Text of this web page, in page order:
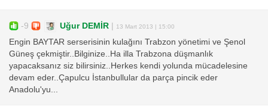
-9 Uğur DEMİR 13 Mart 2013 | 15:00
Engin BAYTAR serserisinin kulağını Trabzon yönetimi ve Şenol
Güneş çekmiştir..Bilginize..Ha illa Trabzona düşmanlık
yapacaksanız siz bilirsiniz..Herkes kendi yolunda mücadelesine
devam eder..Çapulcu İstanbullular da parça pincik eder
Anadolu'yu...